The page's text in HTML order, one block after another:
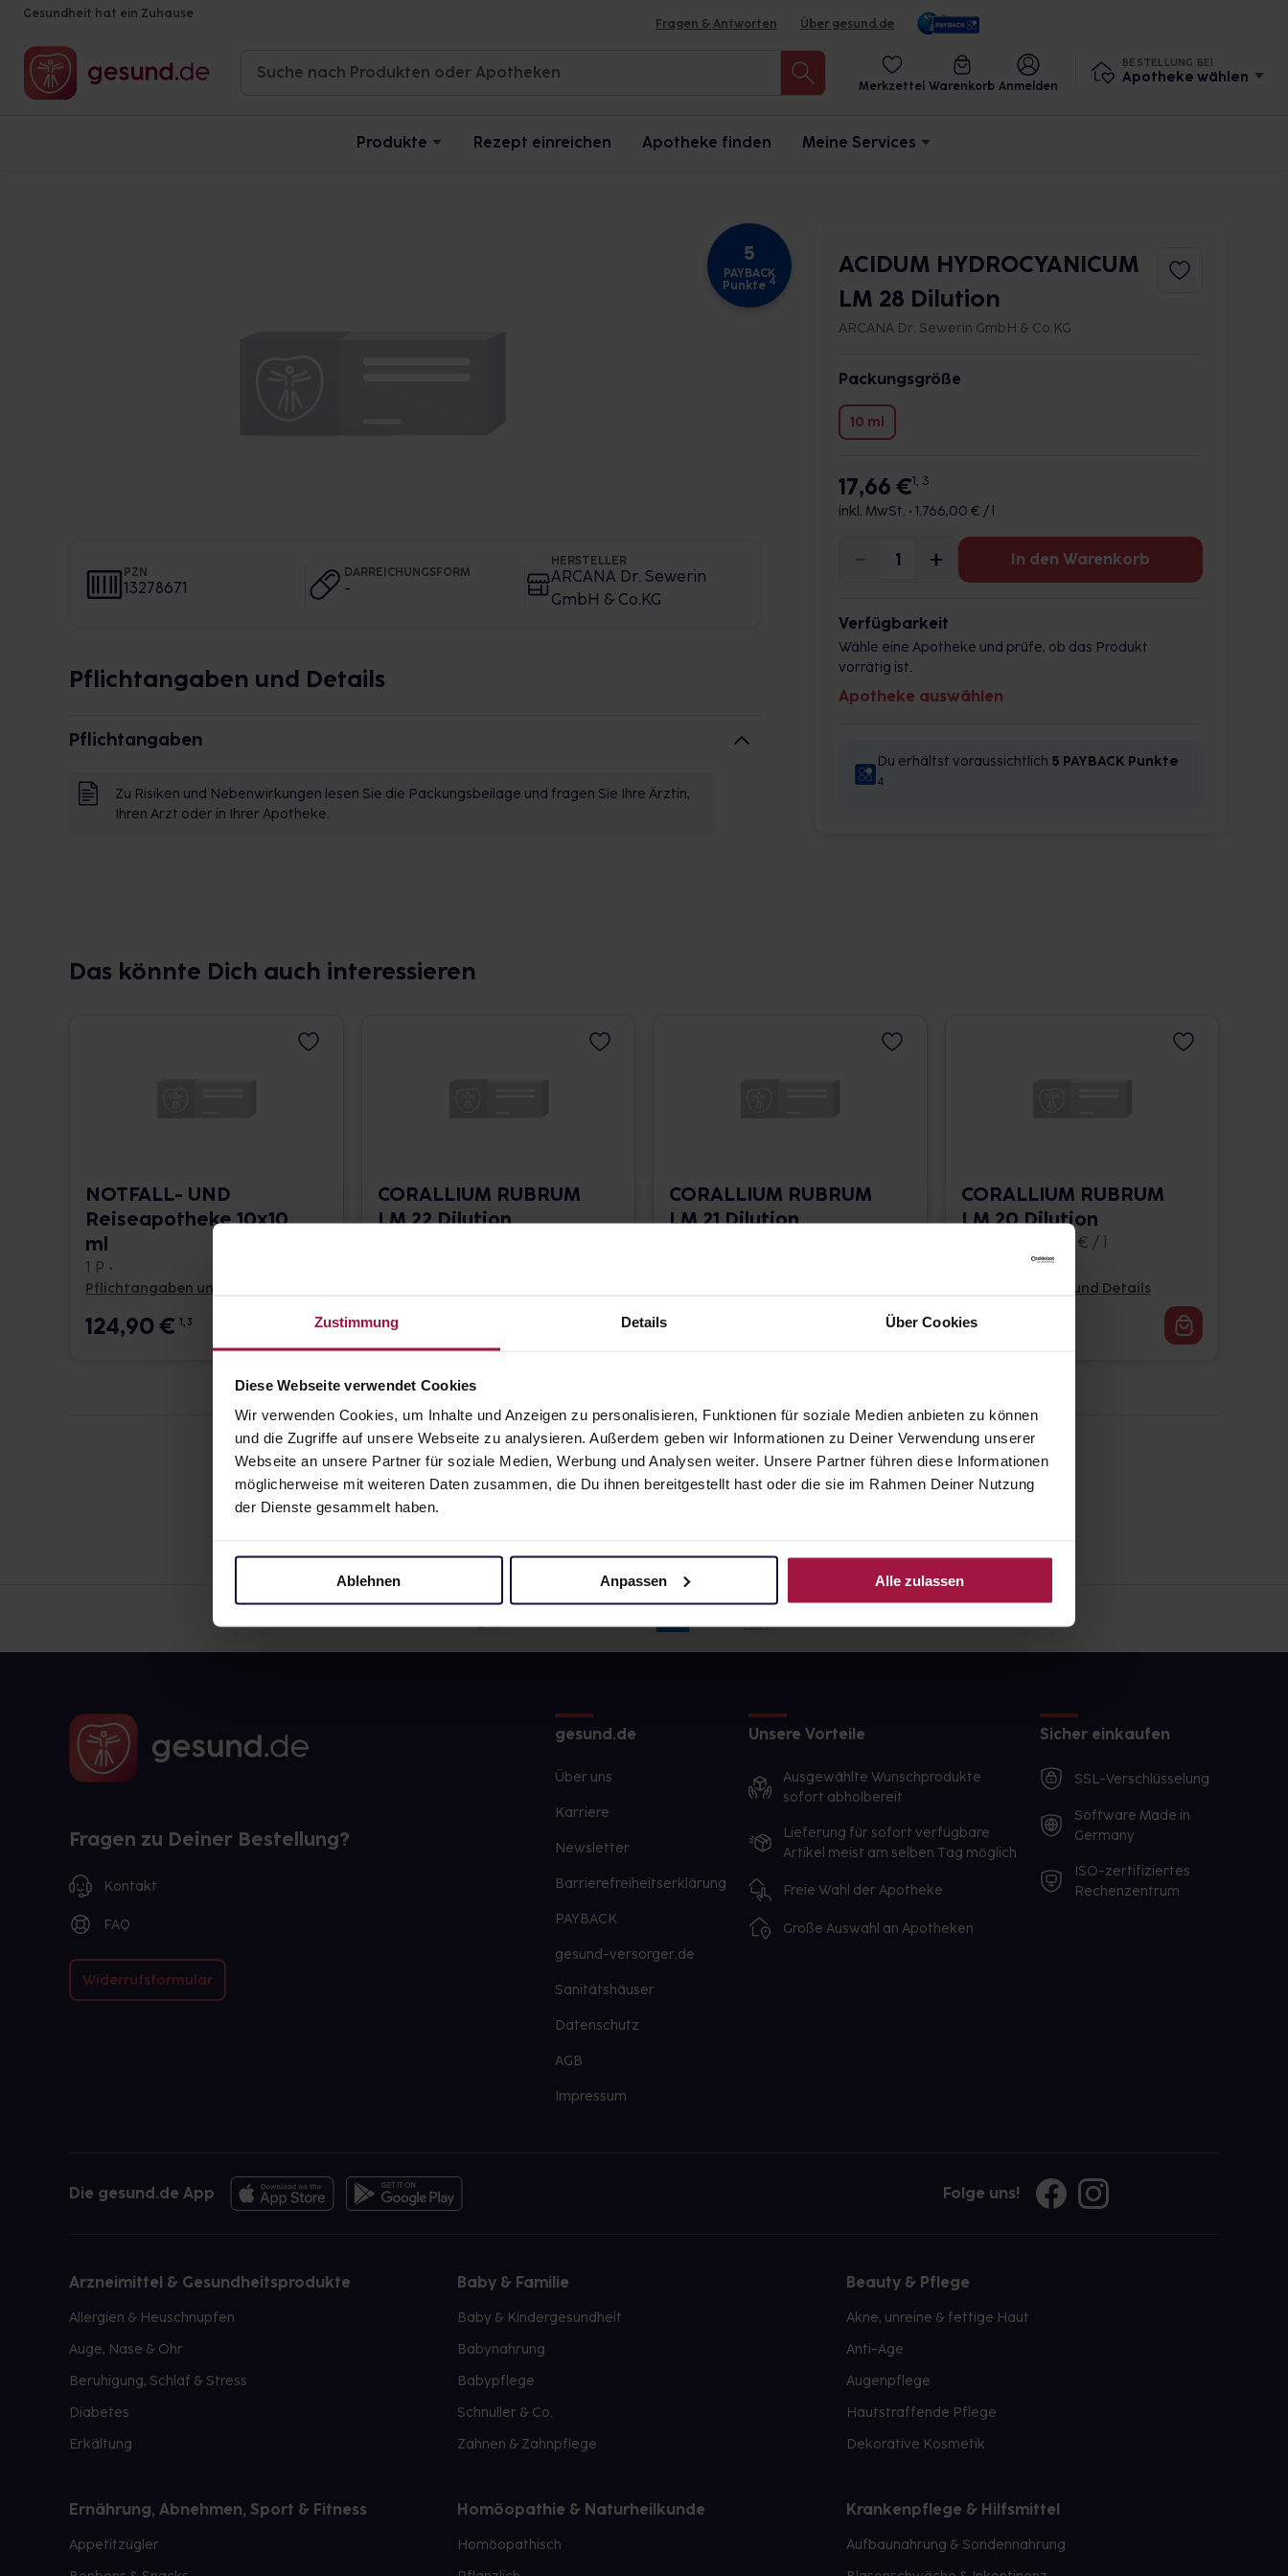
Zustimmung Details Über Cookies
Diese Webseite verwendet Cookies
Wir verwenden Cookies, um Inhalte und Anzeigen zu personalisieren, Funktionen für soziale Medien anbieten zu können
und die Zugriffe auf unsere Webseite zu analysieren. Außerdem geben wir Informationen zu Deiner Verwendung unserer
Webseite an unsere Partner für soziale Medien, Werbung und Analysen weiter. Unsere Partner führen diese Informationen
möglicherweise mit weiteren Daten zusammen, die Du ihnen bereitgestellt hast oder die sie im Rahmen Deiner Nutzung
der Dienste gesammelt haben.
Ablehnen Anpassen Alle zulassen
Gesundheit hat ein Zuhause
Fragen & Antworten Über gesund.de
Merkzettel Warenkorb Anmelden
BESTELLUNG BEI
Apotheke wählen
Produkte Rezept einreichen Apotheke finden Meine Services
5
PAYBACK
Punkte 4
PZN
13278671
DARREICHUNGSFORM
-
HERSTELLER
ARCANA Dr. Sewerin
GmbH & Co.KG
Pflichtangaben und Details
Pflichtangaben
Zu Risiken und Nebenwirkungen lesen Sie die Packungsbeilage und fragen Sie Ihre Ärztin,
Ihren Arzt oder in Ihrer Apotheke.
ACIDUM HYDROCYANICUM
LM 28 Dilution
ARCANA Dr. Sewerin GmbH & Co.KG
Packungsgröße
10 ml
17,66 €1, 3
inkl. MwSt. • 1.766,00 € / l
In den Warenkorb
Verfügbarkeit
Wähle eine Apotheke und prüfe, ob das Produkt
vorrätig ist.
Apotheke auswählen
Du erhältst voraussichtlich 5 PAYBACK Punkte
4
Das könnte Dich auch interessieren
NOTFALL- UND
Reiseapotheke 10x10
ml
1 P •
Pflichtangaben und Details
124,90€ 1, 3
CORALLIUM RUBRUM
LM 22 Dilution
17,66
CORALLIUM RUBRUM
LM 21 Dilution
CORALLIUM RUBRUM
LM 20 Dilution
10 ml • 1.662,00 € / l
Pflichtangaben und Details
16,62
Fragen zu Deiner Bestellung?
Kontakt
FAQ
Widerrufsformular
gesund.de
Über uns
Karriere
Newsletter
Barrierefreiheitserklärung
PAYBACK
gesund-versorger.de
Sanitätshäuser
Datenschutz
AGB
Impressum
Unsere Vorteile
Ausgewählte Wunschprodukte
sofort abholbereit
Lieferung für sofort verfügbare
Artikel meist am selben Tag möglich
Freie Wahl der Apotheke
Große Auswahl an Apotheken
Sicher einkaufen
SSL-Verschlüsselung
Software Made in
Germany
ISO-zertifiziertes
Rechenzentrum
Die gesund.de App Folge uns!
Arzneimittel & Gesundheitsprodukte
Allergien & Heuschnupfen
Auge, Nase & Ohr
Beruhigung, Schlaf & Stress
Diabetes
Erkältung
Baby & Familie
Baby & Kindergesundheit
Babynahrung
Babypflege
Schnuller & Co.
Zahnen & Zahnpflege
Beauty & Pflege
Akne, unreine & fettige Haut
Anti-Age
Augenpflege
Hautstraffende Pflege
Dekorative Kosmetik
Ernährung, Abnehmen, Sport & Fitness
Appetitzügler
Homöopathie & Naturheilkunde
Homöopathisch
Krankenpflege & Hilfsmittel
Aufbaunahrung & Sondennahrung